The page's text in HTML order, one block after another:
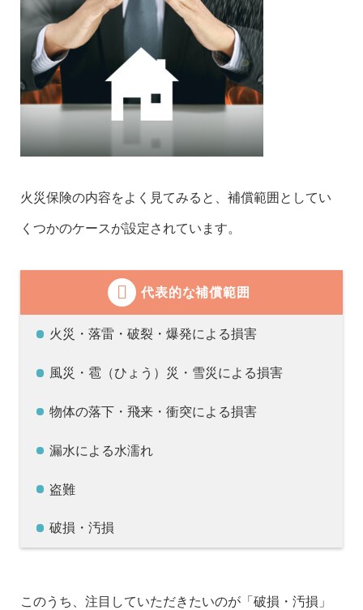
火災保険の内容をよく見てみると、補償範囲としてい
くつかのケースが設定されています。
代表的な補償範囲
火災・落雷・破裂・爆発による損害
風災・雹（ひょう）災・雪災による損害
物体の落下・飛来・衝突による損害
漏水による水濡れ
盗難
破損・汚損
このうち、注目していただきたいのが「破損・汚損」